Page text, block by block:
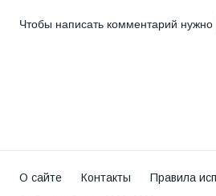
Чтобы написать комментарий нужно
О сайте Контакты Правила